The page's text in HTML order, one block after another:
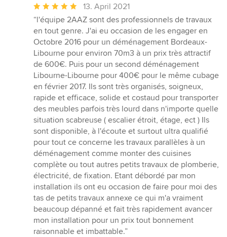
Durchschnittliche
Bewertung:
5
von
5
Sternen
13. April 2021
“l'équipe 2AAZ sont des professionnels de travaux
en tout genre. J'ai eu occasion de les engager en
Octobre 2016 pour un déménagement Bordeaux-
Libourne pour environ 70m3 à un prix très attractif
de 600€. Puis pour un second déménagement
Libourne-Libourne pour 400€ pour le même cubage
en février 2017. Ils sont très organisés, soigneux,
rapide et efficace, solide et costaud pour transporter
des meubles parfois très lourd dans n'importe quelle
situation scabreuse ( escalier étroit, étage, ect ) Ils
sont disponible, à l'écoute et surtout ultra qualifié
pour tout ce concerne les travaux parallèles à un
déménagement comme monter des cuisines
complète ou tout autres petits travaux de plomberie,
électricité, de fixation. Etant débordé par mon
installation ils ont eu occasion de faire pour moi des
tas de petits travaux annexe ce qui m'a vraiment
beaucoup dépanné et fait très rapidement avancer
mon installation pour un prix tout bonnement
raisonnable et imbattable.”